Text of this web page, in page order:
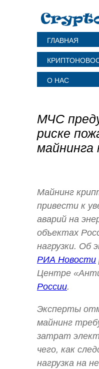
ГЛАВНАЯ
О НАС
МЧС
риске
Майнинг
привести к
аварий на
объектах
нагрузки. Об
РИА Новости
Центре
России.
Эксперты
майнинг
затрат
чего, как
нагрузка на